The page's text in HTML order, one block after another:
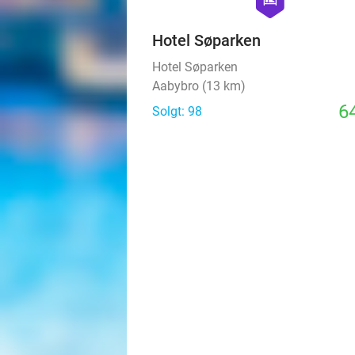
Hotel Søparken
Hotel Søparken
Aabybro (13 km)
Solgt: 98